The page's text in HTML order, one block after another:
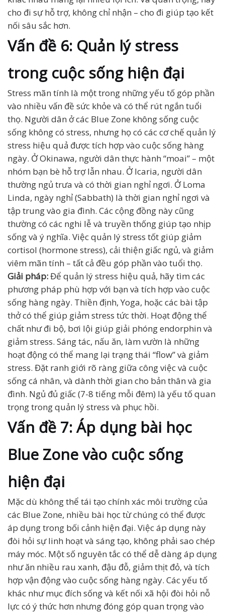
cho đi sự hỗ trợ, không chỉ nhận – cho đi giúp tạo kết
nối sâu sắc hơn.
Vấn đề 6: Quản lý stress
trong cuộc sống hiện đại
Stress mãn tính là một trong những yếu tố góp phần
vào nhiều vấn đề sức khỏe và có thể rút ngắn tuổi
thọ. Người dân ở các Blue Zone không sống cuộc
sống không có stress, nhưng họ có các cơ chế quản lý
stress hiệu quả được tích hợp vào cuộc sống hàng
ngày. Ở Okinawa, người dân thực hành “moai” – một
nhóm bạn bè hỗ trợ lẫn nhau. Ở Icaria, người dân
thường ngủ trưa và có thời gian nghỉ ngơi. Ở Loma
Linda, ngày nghỉ (Sabbath) là thời gian nghỉ ngơi và
tập trung vào gia đình. Các cộng đồng này cũng
thường có các nghi lễ và truyền thống giúp tạo nhịp
sống và ý nghĩa. Việc quản lý stress tốt giúp giảm
cortisol (hormone stress), cải thiện giấc ngủ, và giảm
viêm mãn tính – tất cả đều góp phần vào tuổi thọ.
Giải pháp:Để quản lý stress hiệu quả, hãy tìm các
phương pháp phù hợp với bạn và tích hợp vào cuộc
sống hàng ngày. Thiền định, Yoga, hoặc các bài tập
thở có thể giúp giảm stress tức thời. Hoạt động thể
chất như đi bộ, bơi lội giúp giải phóng endorphin và
giảm stress. Sáng tác, nấu ăn, làm vườn là những
hoạt động có thể mang lại trạng thái “flow” và giảm
stress. Đặt ranh giới rõ ràng giữa công việc và cuộc
sống cá nhân, và dành thời gian cho bản thân và gia
đình. Ngủ đủ giấc (7-8 tiếng mỗi đêm) là yếu tố quan
trọng trong quản lý stress và phục hồi.
Vấn đề 7: Áp dụng bài học
Blue Zone vào cuộc sống
hiện đại
Mặc dù không thể tái tạo chính xác môi trường của
các Blue Zone, nhiều bài học từ chúng có thể được
áp dụng trong bối cảnh hiện đại. Việc áp dụng này
đòi hỏi sự linh hoạt và sáng tạo, không phải sao chép
máy móc. Một số nguyên tắc có thể dễ dàng áp dụng
như ăn nhiều rau xanh, đậu đỗ, giảm thịt đỏ, và tích
hợp vận động vào cuộc sống hàng ngày. Các yếu tố
khác như mục đích sống và kết nối xã hội đòi hỏi nỗ
lực có ý thức hơn nhưng đóng góp quan trọng vào